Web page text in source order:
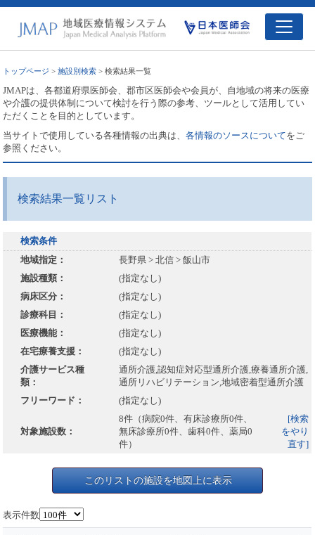
トップページ >施設別検索 > 検索結果一覧
JMAPは、各都道府県医師会、郡市区医師会や会員が、自地域の将来の医療
や介護の提供体制について検討を行う際の参考、ツールとして活用してい
ただくことを目的としています。
当サイトで使用している各種情報の出典は、各情報のソースについてをご
参照ください。
検索結果一覧リスト
検索条件
地域指定：
長野県 > 北信 > 飯山市
施設種類：
(指定なし)
病床区分：
(指定なし)
診療科目：
(指定なし)
医療機能：
(指定なし)
在宅療養支援：
(指定なし)
介護サービス種
類：
通所介護,認知症対応型通所介護,療養通所介護,
通所リハビリテーション,地域密着型通所介護
フリーワード：
(指定なし)
対象施設数：
8件（病院0件、有床診療所0件、
無床診療所0件、歯科0件、薬局0
件）
[検索
をやり
直す]
このリストの施設を地図上に表示
表示件数